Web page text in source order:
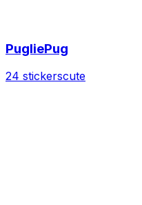
PugliePug
24 stickerscute